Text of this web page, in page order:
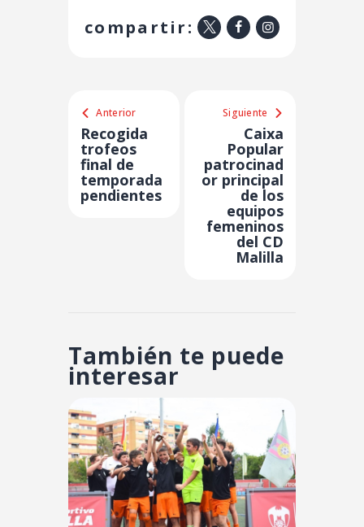
compartir:
Anterior
Recogida
trofeos
final de
temporada
pendientes
Siguiente
Caixa
Popular
patrocinad
or principal
de los
equipos
femeninos
del CD
Malilla
También te puede
interesar